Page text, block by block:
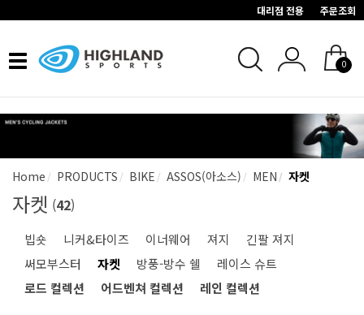
대리점 전용 주문조회
Toggle
navigation
0
Home PRODUCTS BIKE ASSOS(아소스) MEN 자켓
자켓 (42)
빕숏 니커&타이즈 이너웨어 져지
긴팔 져지
써모부스터
자켓 방풍-방수 쉘
레이스 슈트
로드 컬렉션
어드벤쳐 컬렉션 레인 컬렉션